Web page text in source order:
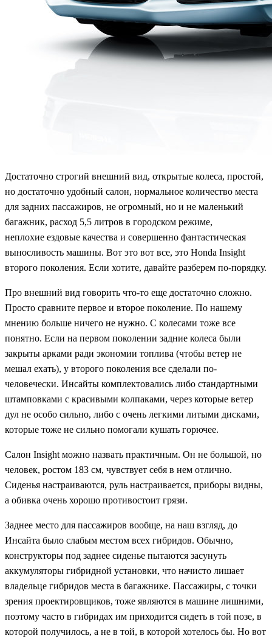
Достаточно строгий внешний вид, открытые колеса, простой,
но достаточно удобный салон, нормальное количество места
для задних пассажиров, не огромный, но и не маленький
багажник, расход 5,5 литров в городском режиме,
неплохие ездовые качества и совершенно фантастическая
выносливость машины. Вот это вот все, это Honda Insight
второго поколения. Если хотите, давайте разберем по-порядку.
Про внешний вид говорить что-то еще достаточно сложно.
Просто сравните первое и второе поколение. По нашему
мнению больше ничего не нужно. С колесами тоже все
понятно. Если на первом поколении задние колеса были
закрыты арками ради экономии топлива (чтобы ветер не
мешал ехать), у второго поколения все сделали по-
человечески. Инсайты комплектовались либо стандартными
штамповками с красивыми колпаками, через которые ветер
дул не особо сильно, либо с очень легкими литыми дисками,
которые тоже не сильно помогали кушать горючее.
Салон Insight можно назвать практичным. Он не большой, но
человек, ростом 183 см, чувствует себя в нем отлично.
Сиденья настраиваются, руль настраивается, приборы видны,
а обивка очень хорошо противостоит грязи.
Заднее место для пассажиров вообще, на наш взгляд, до
Инсайта было слабым местом всех гибридов. Обычно,
конструкторы под заднее сиденье пытаются засунуть
аккумуляторы гибридной установки, что начисто лишает
владельце гибридов места в багажнике. Пассажиры, с точки
зрения проектировщиков, тоже являются в машине лишними,
поэтому часто в гибридах им приходится сидеть в той позе, в
которой получилось, а не в той, в которой хотелось бы. Но вот